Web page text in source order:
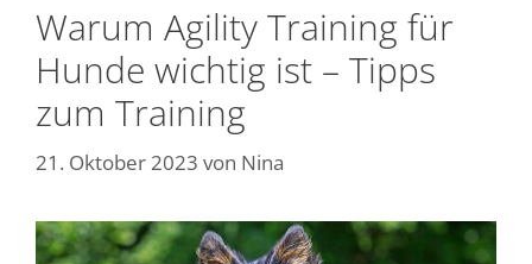
Warum Agility Training für
Hunde wichtig ist – Tipps
zum Training
21. Oktober 2023 von Nina